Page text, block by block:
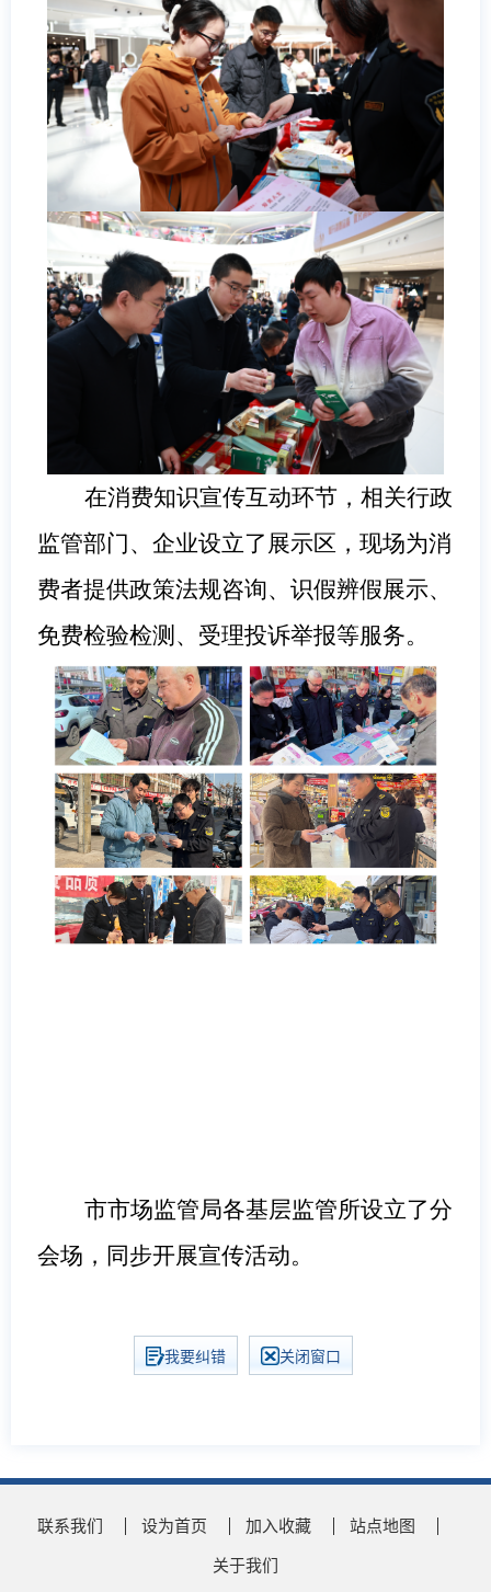
在消费知识宣传互动环节，相关行政
监管部门、企业设立了展示区，现场为消
费者提供政策法规咨询、识假辨假展示、
免费检验检测、受理投诉举报等服务。
市市场监管局各基层监管所设立了分
会场，同步开展宣传活动。
我要纠错 关闭窗口
联系我们 设为首页 加入收藏
站点地图
关于我们